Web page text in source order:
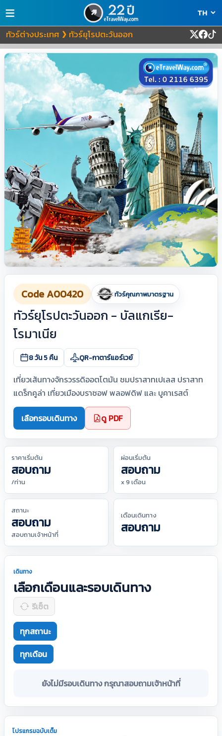
≡
ทัวร์ต่างประเทศ ❯ ทัวร์ยุโรปตะวันออก
Code A00420 ทัวร์คุณภาพมาตรฐาน
ทัวร์ยุโรปตะวันออก - บัลแกเรีย-
โรมาเนีย
8 วัน 5 คืน QR-กาตาร์แอร์เวย์
เที่ยวเส้นทางจักรวรรดิออตโตมัน ชมปราสาทเปเลส ปราสาท
แดร็กคูล่า เที่ยวเมืองบราซอฟ พลอฟดิฟ และ บูคาเรสต์
เลือกรอบเดินทาง ดู PDF
ราคาเริ่มต้น
สอบถาม
/ท่าน
ผ่อนเริ่มต้น
สอบถาม
x 9 เดือน
สถานะ
สอบถาม
สอบถามเจ้าหน้าที่
เดือนเดินทาง
สอบถาม
เดินทาง
เลือกเดือนและรอบเดินทาง
รีเซ็ต
ทุกสถานะ
ทุกเดือน
ยังไม่มีรอบเดินทาง กรุณาสอบถามเจ้าหน้าที่
โปรแกรมฉบับเต็ม